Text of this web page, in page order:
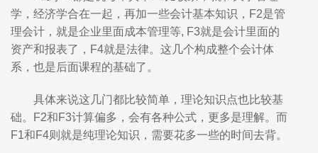
学，经济学合在一起，再加一些会计基本知识，F2是管
理会计，就是企业里面成本管理等, F3就是会计里面的
资产和报表了，F4就是法律。这几个构成整个会计体
系，也是后面课程的基础了。
具体来说这几门都比较简单，理论知识点也比较基
础。F2和F3计算偏多，会有各种公式，更多是理解。而
F1和F4则就是纯理论知识，需要花多一些的时间去背。